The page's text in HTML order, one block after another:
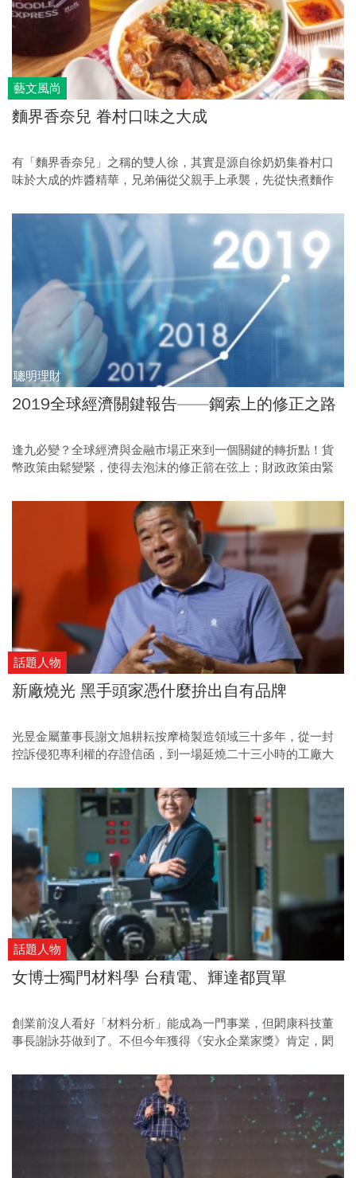
藝文風尚
麵界香奈兒 眷村口味之大成
有「麵界香奈兒」之稱的雙人徐，其實是源自徐奶奶集眷村口
味於大成的炸醬精華，兄弟倆從父親手上承襲，先從快煮麵作
聰明理財
2019全球經濟關鍵報告——鋼索上的修正之路
逢九必變？全球經濟與金融市場正來到一個關鍵的轉折點！貨
幣政策由鬆變緊，使得去泡沫的修正箭在弦上；財政政策由緊
溫，正考驗著企業的應變能耐，種種變局一股腦兒迸發，宛如
走在鋼索上的金融市場，不斷從上下震盪與來回修正中，尋求
新的平衡，這場新變局不僅牽動世界局勢發展，更攸關個人財
話題人物
新廠燒光 黑手頭家憑什麼拚出自有品牌
光昱金屬董事長謝文旭耕耘按摩椅製造領域三十多年，從一封
控訴侵犯專利權的存證信函，到一場延燒二十三小時的工廠大
話題人物
女博士獨門材料學 台積電、輝達都買單
創業前沒人看好「材料分析」能成為一門事業，但閎康科技董
事長謝詠芬做到了。不但今年獲得《安永企業家獎》肯定，閎